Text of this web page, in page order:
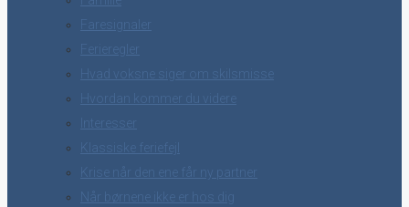
Faresignaler
Ferieregler
Hvad voksne siger om skilsmisse
Hvordan kommer du videre
Interesser
Klassiske feriefejl
Krise når den ene får ny partner
Når børnene ikke er hos dig